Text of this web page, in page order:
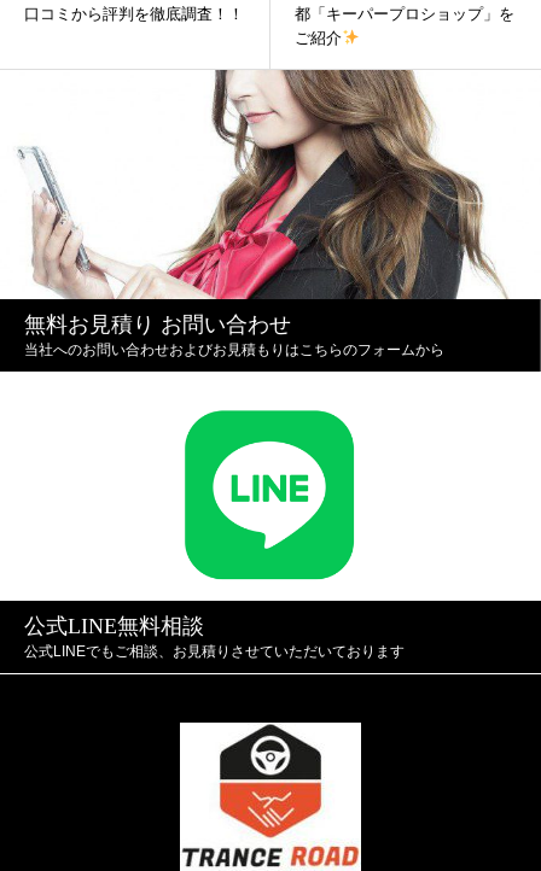
口コミから評判を徹底調査！！
都「キーパープロショップ」を
ご紹介
無料お見積り お問い合わせ
当社へのお問い合わせおよびお見積もりはこちらのフォームから
公式LINE無料相談
公式LINEでもご相談、お見積りさせていただいております